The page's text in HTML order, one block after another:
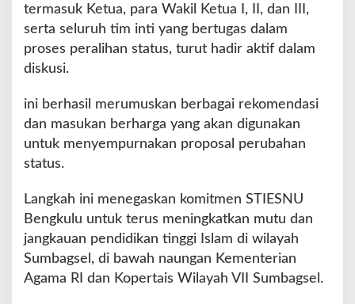
termasuk Ketua, para Wakil Ketua I, II, dan III,
serta seluruh tim inti yang bertugas dalam
proses peralihan status, turut hadir aktif dalam
diskusi.
ini berhasil merumuskan berbagai rekomendasi
dan masukan berharga yang akan digunakan
untuk menyempurnakan proposal perubahan
status.
Langkah ini menegaskan komitmen STIESNU
Bengkulu untuk terus meningkatkan mutu dan
jangkauan pendidikan tinggi Islam di wilayah
Sumbagsel, di bawah naungan Kementerian
Agama RI dan Kopertais Wilayah VII Sumbagsel.